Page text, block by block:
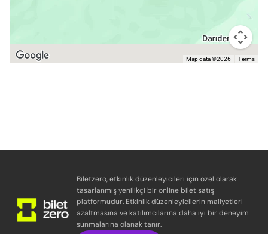
Map data ©2026 Terms
Biletzero, etkinlik düzenleyicileri için özel olarak
tasarlanmış yenilikçi bir online bilet satış
platformudur. Etkinlik düzenleyicilerin maliyetleri
azaltmasına ve katılımcılarına daha iyi bir deneyim
sunmalarına olanak tanır.